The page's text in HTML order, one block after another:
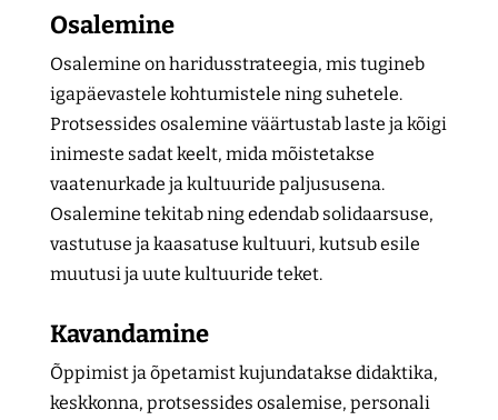
Osalemine
Osalemine on haridusstrateegia, mis tugineb
igapäevastele kohtumistele ning suhetele.
Protsessides osalemine väärtustab laste ja kõigi
inimeste sadat keelt, mida mõistetakse
vaatenurkade ja kultuuride paljususena.
Osalemine tekitab ning edendab solidaarsuse,
vastutuse ja kaasatuse kultuuri, kutsub esile
muutusi ja uute kultuuride teket.
Kavandamine
Õppimist ja õpetamist kujundatakse didaktika,
keskkonna, protsessides osalemise, personali